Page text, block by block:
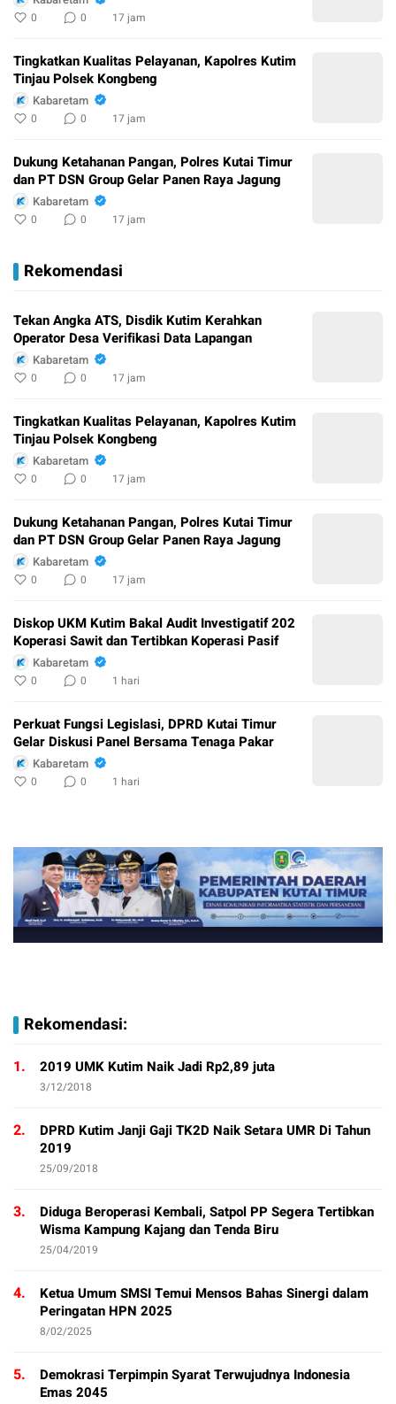
0 0 17 jam
Tingkatkan Kualitas Pelayanan, Kapolres Kutim
Tinjau Polsek Kongbeng
Kabaretam
0 0 17 jam
Dukung Ketahanan Pangan, Polres Kutai Timur
dan PT DSN Group Gelar Panen Raya Jagung
Kabaretam
0 0 17 jam
Rekomendasi
Tekan Angka ATS, Disdik Kutim Kerahkan
Operator Desa Verifikasi Data Lapangan
Kabaretam
0 0 17 jam
Tingkatkan Kualitas Pelayanan, Kapolres Kutim
Tinjau Polsek Kongbeng
Kabaretam
0 0 17 jam
Dukung Ketahanan Pangan, Polres Kutai Timur
dan PT DSN Group Gelar Panen Raya Jagung
Kabaretam
0 0 17 jam
Diskop UKM Kutim Bakal Audit Investigatif 202
Koperasi Sawit dan Tertibkan Koperasi Pasif
Kabaretam
0 0 1 hari
Perkuat Fungsi Legislasi, DPRD Kutai Timur
Gelar Diskusi Panel Bersama Tenaga Pakar
Kabaretam
0 0 1 hari
Rekomendasi:
1. 2019 UMK Kutim Naik Jadi Rp2,89 juta
3/12/2018
2.
DPRD Kutim Janji Gaji TK2D Naik Setara UMR Di Tahun
2019
25/09/2018
3.
Diduga Beroperasi Kembali, Satpol PP Segera Tertibkan
Wisma Kampung Kajang dan Tenda Biru
25/04/2019
4.
Ketua Umum SMSI Temui Mensos Bahas Sinergi dalam
Peringatan HPN 2025
8/02/2025
5.
Demokrasi Terpimpin Syarat Terwujudnya Indonesia
Emas 2045